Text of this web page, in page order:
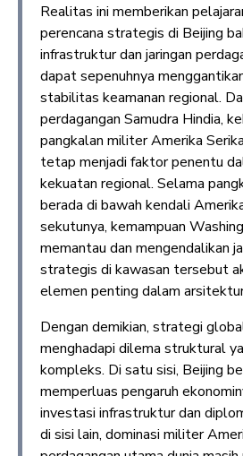
Realitas ini memberikan
perencana strategis di Beijing
infrastruktur dan jaringan
dapat sepenuhnya
stabilitas keamanan regional.
perdagangan Samudra Hindia,
pangkalan militer Amerika
tetap menjadi faktor penentu
kekuatan regional. Selama
berada di bawah kendali
sekutunya, kemampuan
memantau dan mengendalikan
strategis di kawasan tersebut
elemen penting dalam
Dengan demikian, strategi
menghadapi dilema struktural
kompleks. Di satu sisi, Beijing
memperluas pengaruh
investasi infrastruktur dan
di sisi lain, dominasi militer